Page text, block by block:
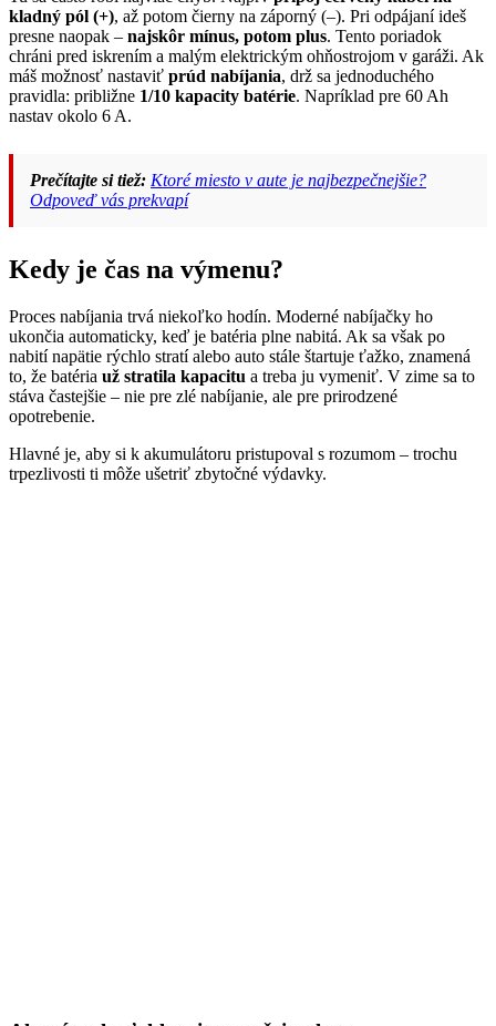
kladný pól (+), až potom čierny na záporný (–). Pri odpájaní ideš
presne naopak – najskôr mínus, potom plus. Tento poriadok
chráni pred iskrením a malým elektrickým ohňostrojom v garáži. Ak
máš možnosť nastaviť prúd nabíjania, drž sa jednoduchého
pravidla: približne 1/10 kapacity batérie. Napríklad pre 60 Ah
nastav okolo 6 A.
Prečítajte si tiež: Ktoré miesto v aute je najbezpečnejšie?
Odpoveď vás prekvapí
Kedy je čas na výmenu?
Proces nabíjania trvá niekoľko hodín. Moderné nabíjačky ho
ukončia automaticky, keď je batéria plne nabitá. Ak sa však po
nabití napätie rýchlo stratí alebo auto stále štartuje ťažko, znamená
to, že batéria už stratila kapacitu a treba ju vymeniť. V zime sa to
stáva častejšie – nie pre zlé nabíjanie, ale pre prirodzené
opotrebenie.
Hlavné je, aby si k akumulátoru pristupoval s rozumom – trochu
trpezlivosti ti môže ušetriť zbytočné výdavky.